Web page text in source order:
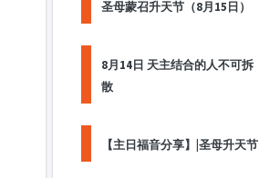
圣母蒙召升天节（8月15日）
8月14日 天主结合的人不可拆
散
【主日福音分享】|圣母升天节